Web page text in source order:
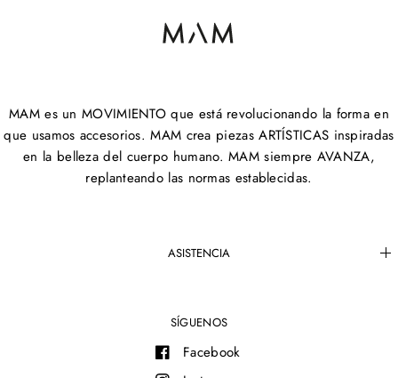
MAM es un MOVIMIENTO que está revolucionando la forma en
que usamos accesorios. MAM crea piezas ARTÍSTICAS inspiradas
en la belleza del cuerpo humano. MAM siempre AVANZA,
replanteando las normas establecidas.
ASISTENCIA
SÍGUENOS
Facebook